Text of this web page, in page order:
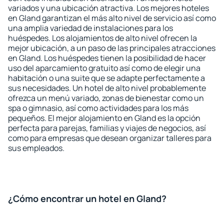
variados y una ubicación atractiva. Los mejores hoteles
en Gland garantizan el más alto nivel de servicio así como
una amplia variedad de instalaciones para los
huéspedes. Los alojamientos de alto nivel ofrecen la
mejor ubicación, a un paso de las principales atracciones
en Gland. Los huéspedes tienen la posibilidad de hacer
uso del aparcamiento gratuito así como de elegir una
habitación o una suite que se adapte perfectamente a
sus necesidades. Un hotel de alto nivel probablemente
ofrezca un menú variado, zonas de bienestar como un
spa o gimnasio, así como actividades para los más
pequeños. El mejor alojamiento en Gland es la opción
perfecta para parejas, familias y viajes de negocios, así
como para empresas que desean organizar talleres para
sus empleados.
¿Cómo encontrar un hotel en Gland?